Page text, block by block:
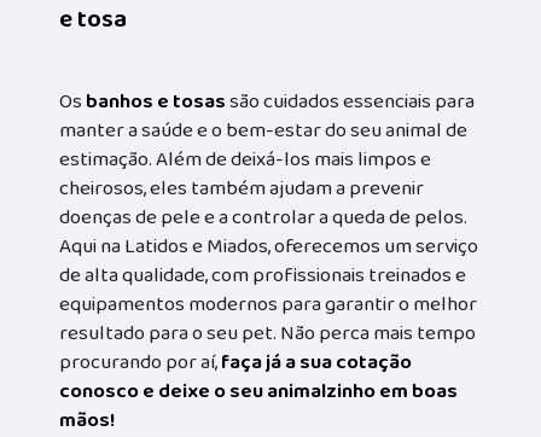
e tosa
Osbanhos e tosassão cuidados essenciais para
manter a saúde e o bem-estar do seu animal de
estimação. Além de deixá-los mais limpos e
cheirosos, eles também ajudam a prevenir
doenças de pele e a controlar a queda de pelos.
Aqui na Latidos e Miados, oferecemos um serviço
de alta qualidade, com profissionais treinados e
equipamentos modernos para garantir o melhor
resultado para o seu pet. Não perca mais tempo
procurando por aí,faça já a sua cotação
conosco e deixe o seu animalzinho em boas
mãos!